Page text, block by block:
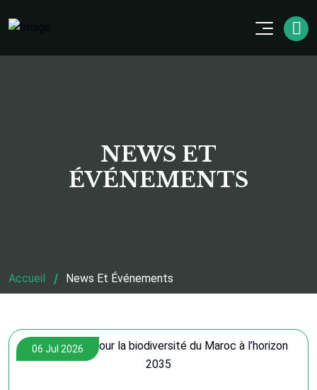
NEWS ET
ÉVÉNEMENTS
Accueil News Et Événements
06 Jul 2026